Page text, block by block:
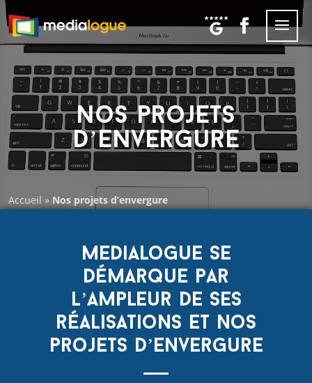
Nos projets
d’envergure
Accueil » Nos projets d’envergure
Medialogue se
démarque par
l’ampleur de ses
réalisations et nos
projets d’envergure